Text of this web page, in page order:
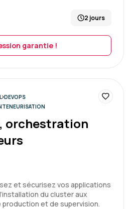
un sujet très vaste et
orchestration des
et explications pour
et comprendre les
orchestration des
2 jours
garantie !
DEVOPS
orchestration
et sécurisez vos applications
du cluster aux
et de supervision.